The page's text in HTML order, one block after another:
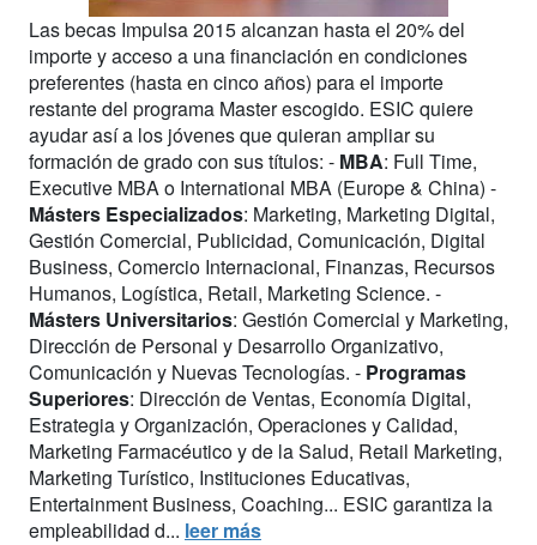
Las becas Impulsa 2015 alcanzan hasta el 20% del
importe y acceso a una financiación en condiciones
preferentes (hasta en cinco años) para el importe
restante del programa Master escogido. ESIC quiere
ayudar así a los jóvenes que quieran ampliar su
formación de grado con sus títulos: - MBA: Full Time,
Executive MBA o International MBA (Europe & China) -
Másters Especializados: Marketing, Marketing Digital,
Gestión Comercial, Publicidad, Comunicación, Digital
Business, Comercio Internacional, Finanzas, Recursos
Humanos, Logística, Retail, Marketing Science. -
Másters Universitarios: Gestión Comercial y Marketing,
Dirección de Personal y Desarrollo Organizativo,
Comunicación y Nuevas Tecnologías. - Programas
Superiores: Dirección de Ventas, Economía Digital,
Estrategia y Organización, Operaciones y Calidad,
Marketing Farmacéutico y de la Salud, Retail Marketing,
Marketing Turístico, Instituciones Educativas,
Entertainment Business, Coaching... ESIC garantiza la
empleabilidad d... leer más